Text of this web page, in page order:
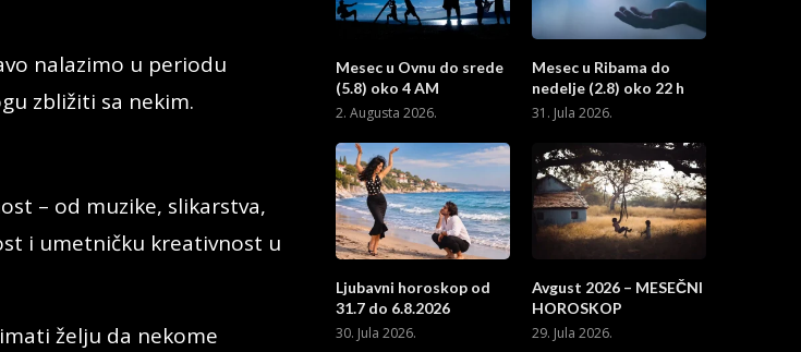
nalazimo u periodu
zbližiti sa nekim.
– od muzike, slikarstva,
i umetničku kreativnost u
želju da nekome
Mesec u Ovnu do srede
(5.8) oko 4 AM
2. Augusta 2026.
Mesec u Ribama do
nedelje (2.8) oko 22 h
31. Jula 2026.
Ljubavni horoskop od
31.7 do 6.8.2026
30. Jula 2026.
Avgust 2026 – MESEČNI
HOROSKOP
29. Jula 2026.